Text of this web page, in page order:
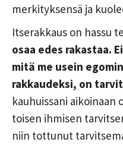
merkityksensä ja
Itserakkaus on hassu
osaa edes rakastaa.
mitä me usein
rakkaudeksi, on
kauhuissani
toisen ihmisen
niin tottunut